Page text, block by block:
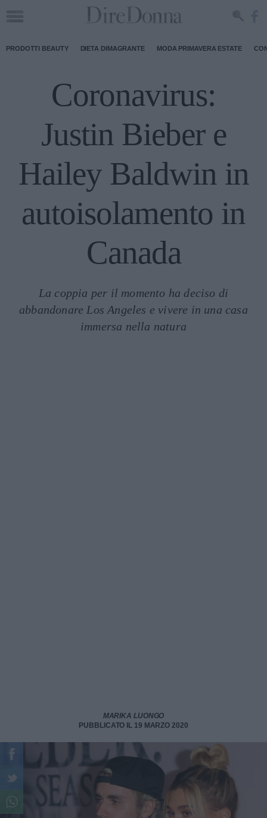
PRODOTTI BEAUTY DIETA DIMAGRANTE MODA PRIMAVERA ESTATE
Coronavirus:
Justin Bieber e
Hailey Baldwin in
autoisolamento in
Canada
La coppia per il momento ha deciso di
abbandonare Los Angeles e vivere in una casa
immersa nella natura
MARIKA LUONGO
PUBBLICATO IL 19 MARZO 2020